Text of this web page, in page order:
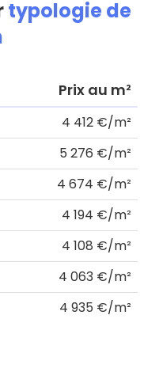
typologie de
Prix au m²
4 412 €/m²
5 276 €/m²
4 674 €/m²
4 194 €/m²
4 108 €/m²
4 063 €/m²
4 935 €/m²